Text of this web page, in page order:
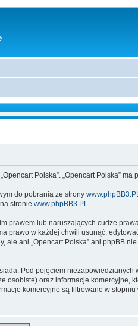
Polska”. „Opencart Polska”
do pobrania ze strony www.phpBB3.PL
stronie www.phpBB3.PL
prawem lub naruszających cudze
prawo w każdej chwili usunąć,
ani „Opencart Polska” ani phpBB
Pod pojęciem
oraz informacje komercyjne,
komercyjne są filtrowane w